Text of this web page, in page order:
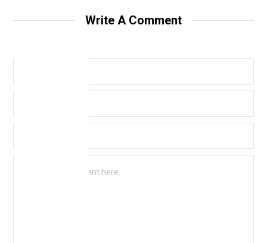
Write A Comment